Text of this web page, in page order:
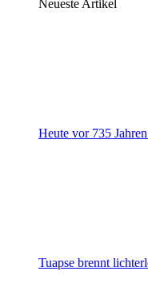
Neueste Artikel
Heute vor 735
Tuapse brennt